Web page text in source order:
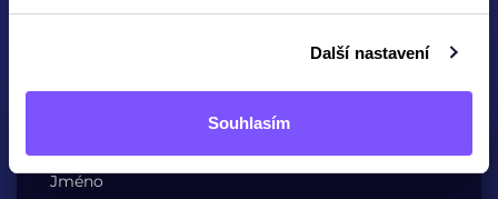
Další nastavení
Souhlasím
KONTAKTUJTE NÁS
Jméno